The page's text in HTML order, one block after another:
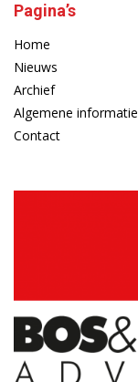
Pagina’s
Home
Nieuws
Archief
Algemene informatie
Contact